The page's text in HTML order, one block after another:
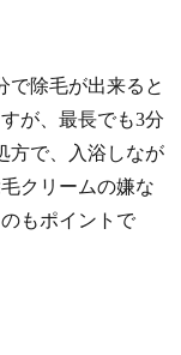
で除毛が出来ると
が、最長でも3分
方で、入浴しなが
クリームの嫌な
もポイントで